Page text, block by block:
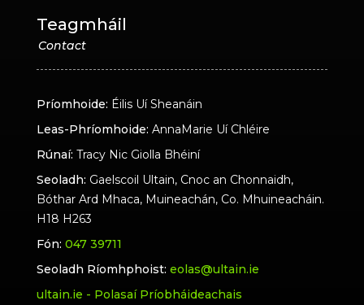
Teagmháil
Príomhoide: Éilis Uí Sheanáin
Leas-Phríomhoide: AnnaMarie Uí Chléire
Rúnaí: Tracy Nic Giolla Bhéiní
Seoladh: Gaelscoil Ultain, Cnoc an Chonnaidh,
Bóthar Ard Mhaca, Muineachán, Co. Mhuineacháin.
H18 H263
Fón: 047 39711
Seoladh Ríomhphoist: eolas@ultain.ie
ultain.ie - Polasaí Príobháideachais